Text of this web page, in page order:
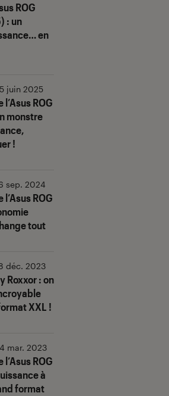
ROG
: un
en
ROG
monstre
!
juin 2025
ROG
tout
sep. 2024
Roxxor : on
XXL !
déc. 2023
ROG
à
format
mar. 2023